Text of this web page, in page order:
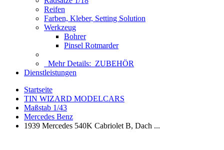
Reifen
Farben, Kleber, Setting Solution
Werkzeug
Bohrer
Pinsel Rotmarder
Mehr Details: ZUBEHÖR
Dienstleistungen
Startseite
TIN WIZARD MODELCARS
Maßstab 1/43
Mercedes Benz
1939 Mercedes 540K Cabriolet B, Dach ...